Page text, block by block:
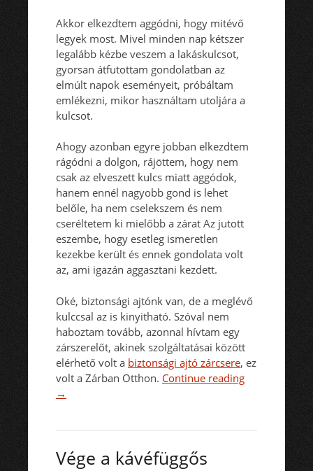
Akkor elkezdtem aggódni, hogy mitévő
legyek most. Mivel minden nap kétszer
legalább kézbe veszem a lakáskulcsot,
gyorsan átfutottam gondolatban az
elmúlt napok eseményeit, próbáltam
emlékezni, mikor használtam utoljára a
kulcsot.
Ahogy azonban egyre jobban elkezdtem
rágódni a dolgon, rájöttem, hogy nem
csak az elveszett kulcs miatt aggódok,
hanem ennél nagyobb gond is lehet
belőle, ha nem cselekszem és nem
cseréltetem ki mielőbb a zárat Az jutott
eszembe, hogy esetleg ismeretlen
kezekbe került és ennek gondolata volt
az, ami igazán aggasztani kezdett.
Oké, biztonsági ajtónk van, de a meglévő
kulccsal az is kinyitható. Szóval nem
haboztam tovább, azonnal hívtam egy
zárszerelőt, akinek szolgáltatásai között
elérhető volt a biztonsági ajtó zárcsere, ez
volt a Zárban Otthon. Continue reading
→
Vége a kávéfüggős